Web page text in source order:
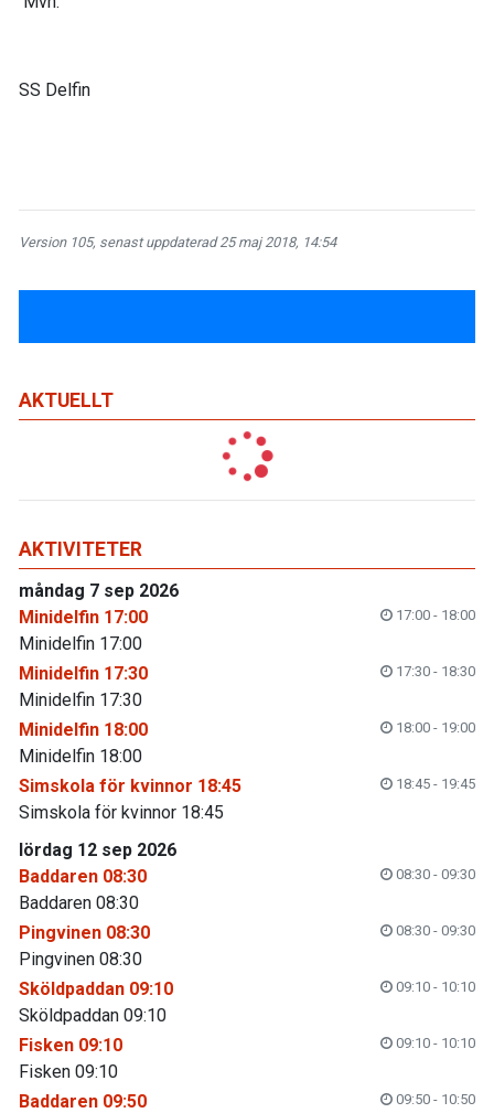
AKTUELLT
SS Delfin
Version 105, senast uppdaterad 25 maj 2018, 14:54
AKTIVITETER
måndag 7 sep 2026
Minidelfin 17:00
17:00 - 18:00
Minidelfin 17:00
Minidelfin 17:30
17:30 - 18:30
Minidelfin 17:30
Minidelfin 18:00
18:00 - 19:00
Minidelfin 18:00
Simskola för kvinnor 18:45
18:45 - 19:45
Simskola för kvinnor 18:45
lördag 12 sep 2026
Baddaren 08:30
08:30 - 09:30
Baddaren 08:30
Pingvinen 08:30
08:30 - 09:30
Pingvinen 08:30
Sköldpaddan 09:10
09:10 - 10:10
Sköldpaddan 09:10
Fisken 09:10
09:10 - 10:10
Fisken 09:10
Baddaren 09:50
09:50 - 10:50